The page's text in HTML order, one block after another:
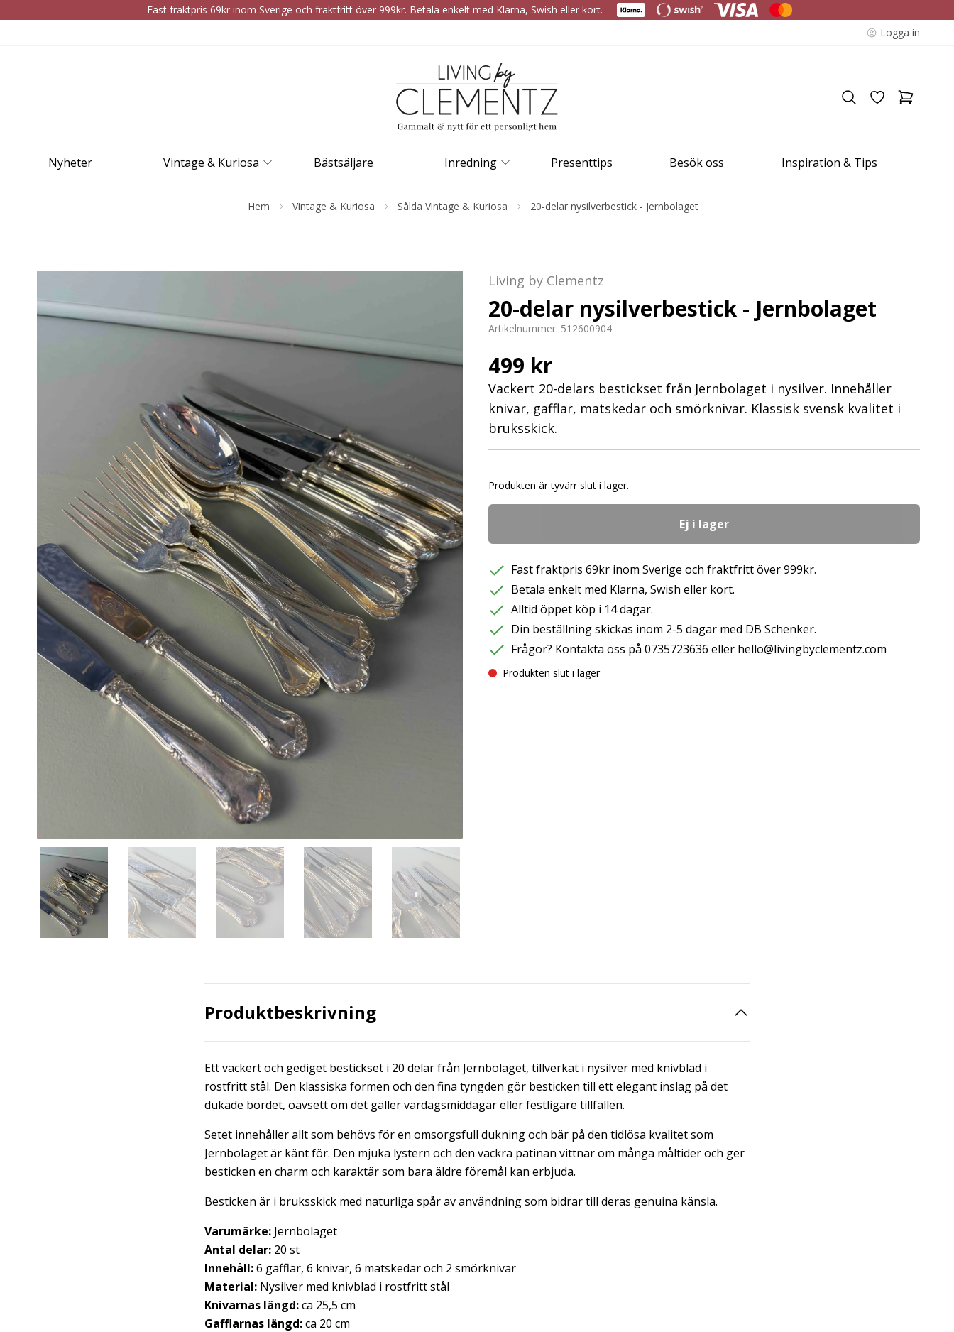
Fast fraktpris 69kr inom Sverige och fraktfritt över 999kr. Betala enkelt med Klarna, Swish eller kort.
Logga in
Nyheter Vintage & Kuriosa Bästsäljare Inredning Presenttips Besök oss Inspiration & Tips
Hem Vintage & Kuriosa Sålda Vintage & Kuriosa 20-delar nysilverbestick - Jernbolaget
Living by Clementz
20-delar nysilverbestick - Jernbolaget
Artikelnummer: 512600904
499 kr
Vackert 20-delars bestickset från Jernbolaget i nysilver. Innehåller
knivar, gafflar, matskedar och smörknivar. Klassisk svensk kvalitet i
bruksskick.
Produkten är tyvärr slut i lager.
Ej i lager
Fast fraktpris 69kr inom Sverige och fraktfritt över 999kr.
Betala enkelt med Klarna, Swish eller kort.
Alltid öppet köp i 14 dagar.
Din beställning skickas inom 2-5 dagar med DB Schenker.
Frågor? Kontakta oss på 0735723636 eller hello@livingbyclementz.com
Produkten slut i lager
Produktbeskrivning
Ett vackert och gediget bestickset i 20 delar från Jernbolaget, tillverkat i nysilver med knivblad i
rostfritt stål. Den klassiska formen och den fina tyngden gör besticken till ett elegant inslag på det
dukade bordet, oavsett om det gäller vardagsmiddagar eller festligare tillfällen.
Setet innehåller allt som behövs för en omsorgsfull dukning och bär på den tidlösa kvalitet som
Jernbolaget är känt för. Den mjuka lystern och den vackra patinan vittnar om många måltider och ger
besticken en charm och karaktär som bara äldre föremål kan erbjuda.
Besticken är i bruksskick med naturliga spår av användning som bidrar till deras genuina känsla.
Varumärke: Jernbolaget
Antal delar: 20 st
Innehåll:6 gafflar, 6 knivar, 6 matskedar och 2 smörknivar
Material: Nysilver med knivblad i rostfritt stål
Knivarnas längd:ca 25,5 cm
Gafflarnas längd:ca 20 cm